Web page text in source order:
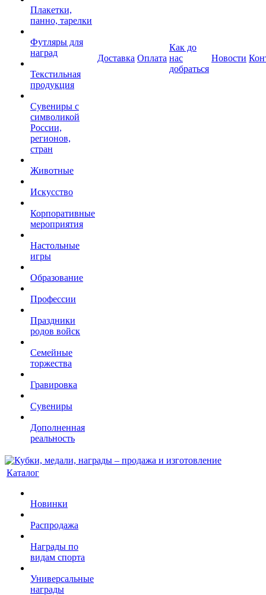
Плакетки,
панно, тарелки
Футляры для
наград
Текстильная
продукция
Сувениры с
символикой
России,
регионов,
стран
Животные
Искусство
Корпоративные
мероприятия
Настольные
игры
Образование
Профессии
Праздники
родов войск
Семейные
торжества
Гравировка
Сувениры
Дополненная
реальность
Доставка Оплата
Как до
нас
добраться
Новости
Каталог
Новинки
Распродажа
Награды по
видам спорта
Универсальные
награды